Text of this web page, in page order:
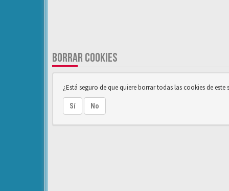
BORRAR COOKIES
¿Está seguro de que quiere borrar todas las cookies de este
Sí No